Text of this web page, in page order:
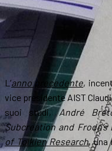
L’anno precedente,
vice presidente AIST
suoi studi,André
Subcreation and Frodo’s
of Tolkien Research, una